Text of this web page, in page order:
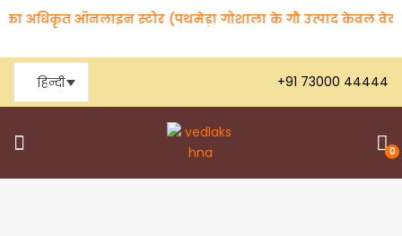
का अधिकृत ऑनलाइन स्टोर (पथमेड़ा गोशाला के गौ उत्पाद केवल
हिन्दी +91 73000 44444
0